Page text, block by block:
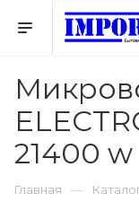
21400 w
Главная —